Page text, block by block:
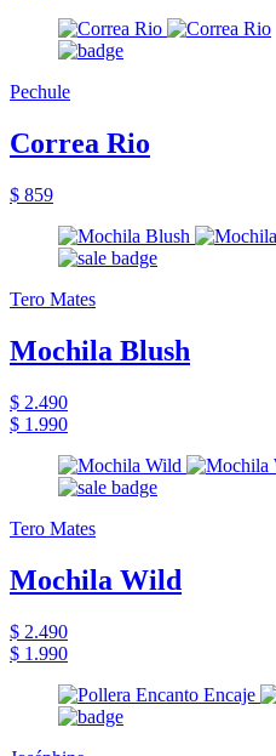
Pechule
Correa Rio
$ 859
Tero Mates
Mochila Blush
$ 2.490
$ 1.990
Tero Mates
Mochila Wild
$ 2.490
$ 1.990